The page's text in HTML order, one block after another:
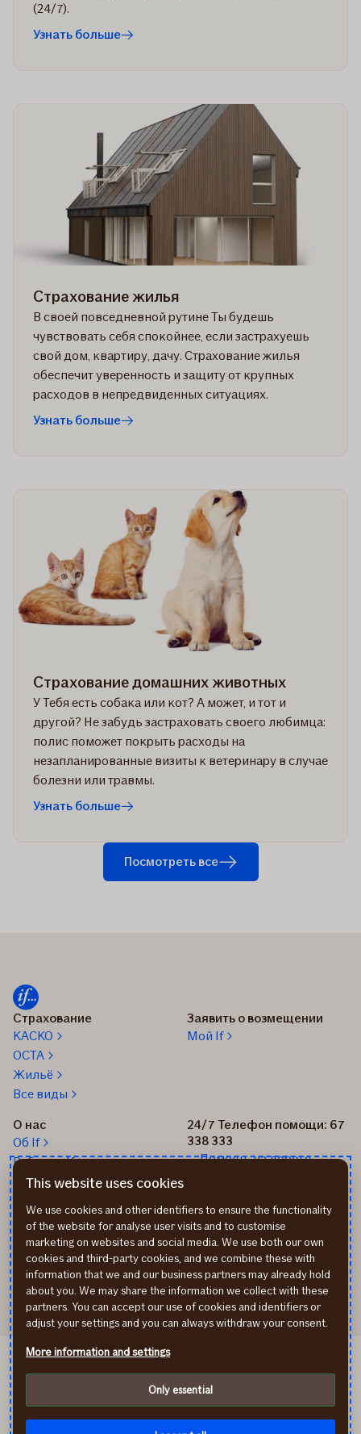
(24/7).
Узнать больше
Страхование жилья
В своей повседневной рутине Ты будешь
чувствовать себя спокойнее, если застрахуешь
свой дом, квартиру, дачу. Страхование жилья
обеспечит уверенность и защиту от крупных
расходов в непредвиденных ситуациях.
Узнать больше
Страхование домашних животных
У Тебя есть собака или кот? А может, и тот и
другой? Не забудь застраховать своего любимца:
полис поможет покрыть расходы на
незапланированные визиты к ветеринару в случае
болезни или травмы.
Узнать больше
Посмотреть все
Страхование
КАСКО
OCTA
Жильё
Все виды
Заявить о возмещении
Мой If
О нас
Об If
Работа в If
Новости
24/7 Телефон помощи: 67
338 333
Помощь на дороге
Наши офисы
Дистрибьюторы
страхования If
Реквизиты
If Kindlustus EE
If Draudimas LT
Политика конфиденциальности
Cookies
This website uses cookies
We use cookies and other identifiers to ensure the functionality
of the website for analyse user visits and to customise
marketing on websites and social media. We use both our own
cookies and third-party cookies, and we combine these with
information that we and our business partners may already hold
about you. We may share the information we collect with these
partners. You can accept our use of cookies and identifiers or
adjust your settings and you can always withdraw your consent.
More information and settings
Only essential